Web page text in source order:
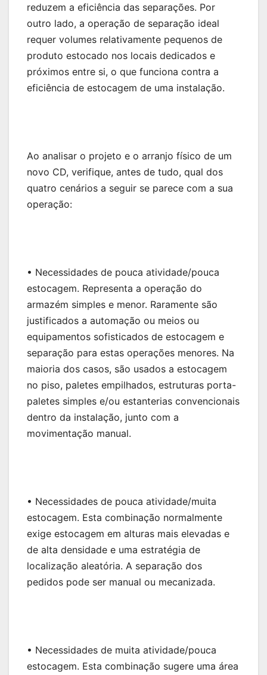
reduzem a eficiência das separações. Por
outro lado, a operação de separação ideal
requer volumes relativamente pequenos de
produto estocado nos locais dedicados e
próximos entre si, o que funciona contra a
eficiência de estocagem de uma instalação.
Ao analisar o projeto e o arranjo físico de um
novo CD, verifique, antes de tudo, qual dos
quatro cenários a seguir se parece com a sua
operação:
• Necessidades de pouca atividade/pouca
estocagem. Representa a operação do
armazém simples e menor. Raramente são
justificados a automação ou meios ou
equipamentos sofisticados de estocagem e
separação para estas operações menores. Na
maioria dos casos, são usados a estocagem
no piso, paletes empilhados, estruturas porta-
paletes simples e/ou estanterias convencionais
dentro da instalação, junto com a
movimentação manual.
• Necessidades de pouca atividade/muita
estocagem. Esta combinação normalmente
exige estocagem em alturas mais elevadas e
de alta densidade e uma estratégia de
localização aleatória. A separação dos
pedidos pode ser manual ou mecanizada.
• Necessidades de muita atividade/pouca
estocagem. Esta combinação sugere uma área